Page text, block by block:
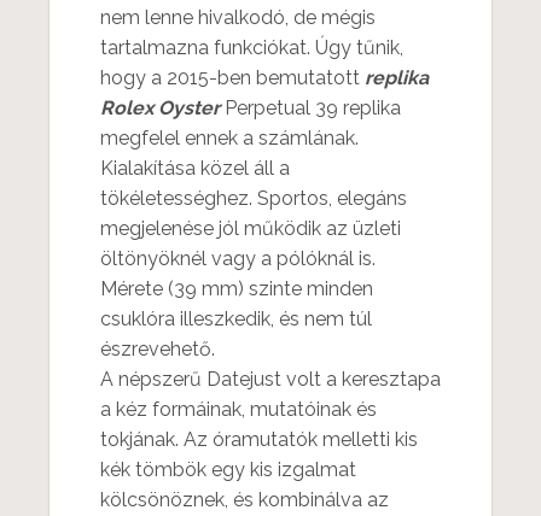
nem lenne hivalkodó, de mégis
tartalmazna funkciókat. Úgy tűnik,
hogy a 2015-ben bemutatott replika
Rolex Oyster Perpetual 39 replika
megfelel ennek a számlának.
Kialakítása közel áll a
tökéletességhez. Sportos, elegáns
megjelenése jól működik az üzleti
öltönyöknél vagy a pólóknál is.
Mérete (39 mm) szinte minden
csuklóra illeszkedik, és nem túl
észrevehető.
A népszerű Datejust volt a keresztapa
a kéz formáinak, mutatóinak és
tokjának. Az óramutatók melletti kis
kék tömbök egy kis izgalmat
kölcsönöznek, és kombinálva az